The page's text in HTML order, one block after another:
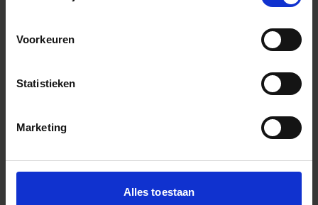
Voorkeuren
Statistieken
Marketing
Alles toestaan